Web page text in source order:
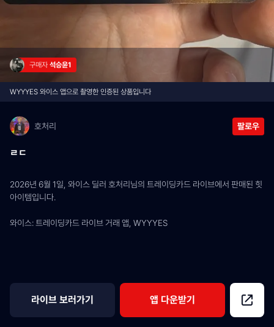
구매자 석승윤1
WYYYES 와이스 앱으로 촬영한 인증된 상품입니다
호처리 팔로우
ㄹㄷ
2026년 6월 1일, 와이스 딜러 호처리님의 트레이딩카드 라이브에서 판매된 힛
아이템입니다.
와이스: 트레이딩카드 라이브 거래 앱, WYYYES
라이브 보러가기 앱 다운받기